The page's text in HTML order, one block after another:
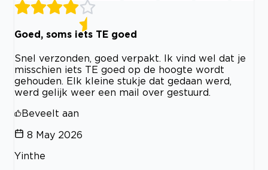
Goed, soms iets TE goed
Snel verzonden, goed verpakt. Ik vind wel dat je
misschien iets TE goed op de hoogte wordt
gehouden. Elk kleine stukje dat gedaan werd,
werd gelijk weer een mail over gestuurd.
Beveelt aan
8 May 2026
Yinthe